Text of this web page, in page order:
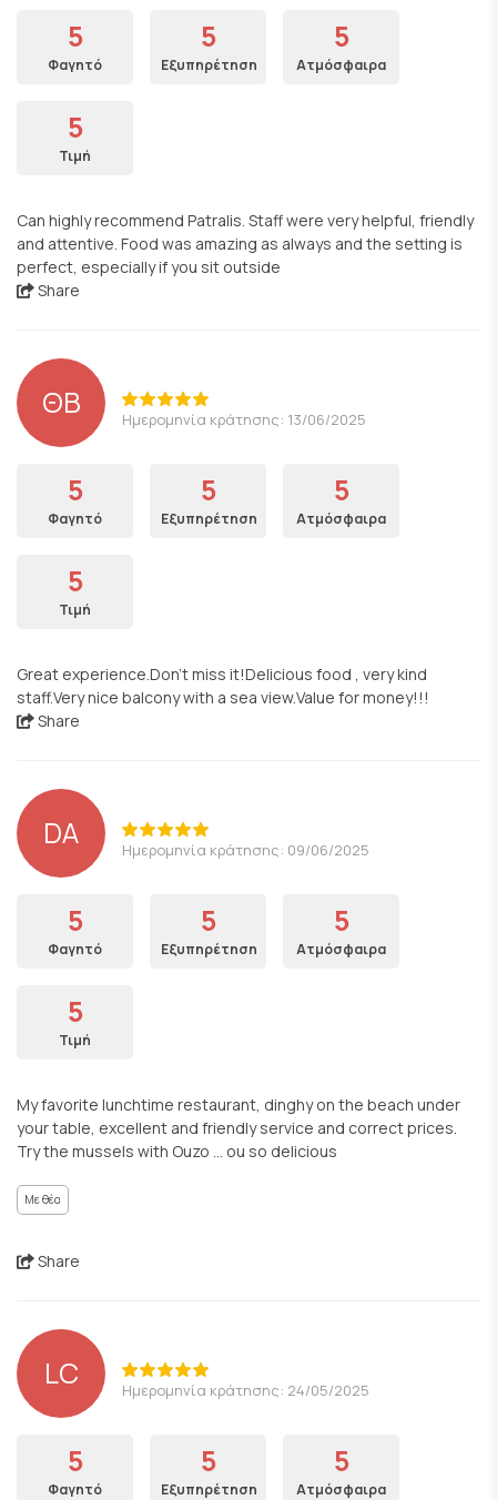
5
Φαγητό
5
Εξυπηρέτηση
5
Ατμόσφαιρα
5
Τιμή
Can highly recommend Patralis. Staff were very helpful, friendly
and attentive. Food was amazing as always and the setting is
perfect, especially if you sit outside
Share
ΘΒ Ημερομηνία κράτησης: 13/06/2025
5
Φαγητό
5
Εξυπηρέτηση
5
Ατμόσφαιρα
5
Τιμή
Great experience.Don't miss it!Delicious food , very kind
staff.Very nice balcony with a sea view.Value for money!!!
Share
DA Ημερομηνία κράτησης: 09/06/2025
5
Φαγητό
5
Εξυπηρέτηση
5
Ατμόσφαιρα
5
Τιμή
My favorite lunchtime restaurant, dinghy on the beach under
your table, excellent and friendly service and correct prices.
Try the mussels with Ouzo … ou so delicious
Με θέα
Share
LC Ημερομηνία κράτησης: 24/05/2025
5
Φαγητό
5
Εξυπηρέτηση
5
Ατμόσφαιρα